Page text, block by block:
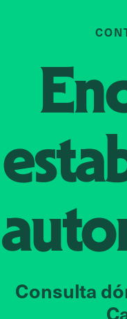
Consulta